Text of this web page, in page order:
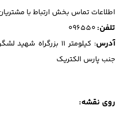
اطلاعات تماس بخش ارتباط با
تلفن:
096550
آدرس
: كيلومتر 11
جنب پارس الكتريك
روی نقشه: